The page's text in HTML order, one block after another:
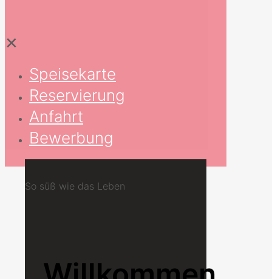
✕
Speisekarte
Reservierung
Anfahrt
Bewerbung
So süß wie das Leben